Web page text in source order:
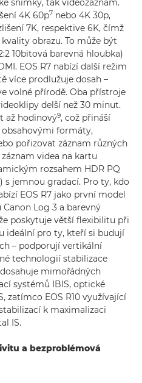
snímky, tak videozáznam.
4K 60p7 nebo 4K 30p,
7K, respektive 6K, čímž
obrazu. To může být
10bitová barevná hloubka)
EOS R7 nabízí další režim
více prodlužuje dosah –
volné přírodě. Oba přístroje
delší než 30 minut.
až hodinový9, což přináší
formáty,
pořizovat záznam různých
videa na kartu
rozsahem HDR PQ
s jemnou gradací. Pro ty, kdo
EOS R7 jako první model
Log 3 a barevný
poskytuje větší flexibilitu při
ideální pro ty, kteří si budují
– podporují vertikální
technologií stabilizace
dosahuje mimořádných
systémů IBIS, optické
zatímco EOS R10 využívající
k maximalizaci
IS.
a bezproblémová